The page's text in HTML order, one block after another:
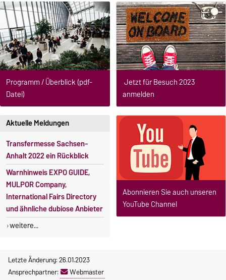
Aktuelle Meldungen
Transfermesse Sachsen-
Anhalt 2022 ein Rückblick
Warnhinweis EXPO GUIDE,
MULPOR Company,
International Fairs Directory
und ähnliche dubiose Anbieter
weitere...
Jetzt für Besuch 2023
anmelden
Programm / Überblick (pdf-
Datei)
Abonnieren Sie auch unseren
YouTube Channel
Letzte Änderung: 26.01.2023
Ansprechpartner:
Webmaster